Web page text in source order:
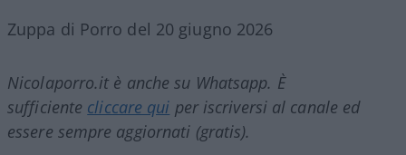
Zuppa di Porro del 20 giugno 2026
Nicolaporro.it è anche su Whatsapp. È
sufficiente cliccare qui per iscriversi al canale ed
essere sempre aggiornati (gratis).